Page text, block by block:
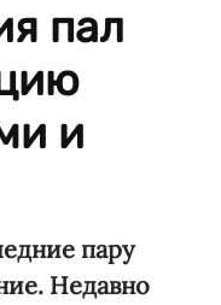
пал
и
пару
Недавно